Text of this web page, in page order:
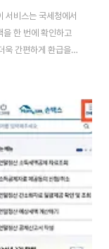
서비스는 국세청에서
을 한 번에 확인하고
욱 간편하게 환급을
스란?원클릭 환급
위해 복잡한 절차를
니다. 2. 2025년 환
은 매우 간단합니다.
하면 됩니다. 이때, 본